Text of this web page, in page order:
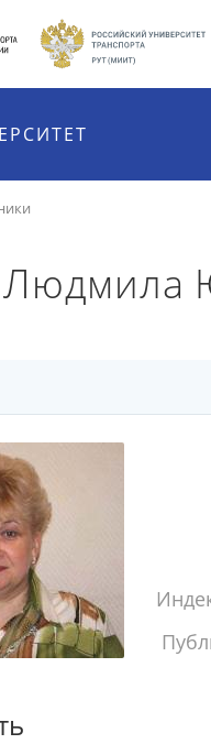
Людмила